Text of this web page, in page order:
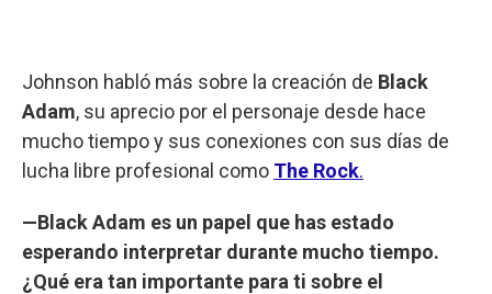
Johnson habló más sobre la creación de Black
Adam, su aprecio por el personaje desde hace
mucho tiempo y sus conexiones con sus días de
lucha libre profesional como The Rock.
—Black Adam es un papel que has estado
esperando interpretar durante mucho tiempo.
¿Qué era tan importante para ti sobre el